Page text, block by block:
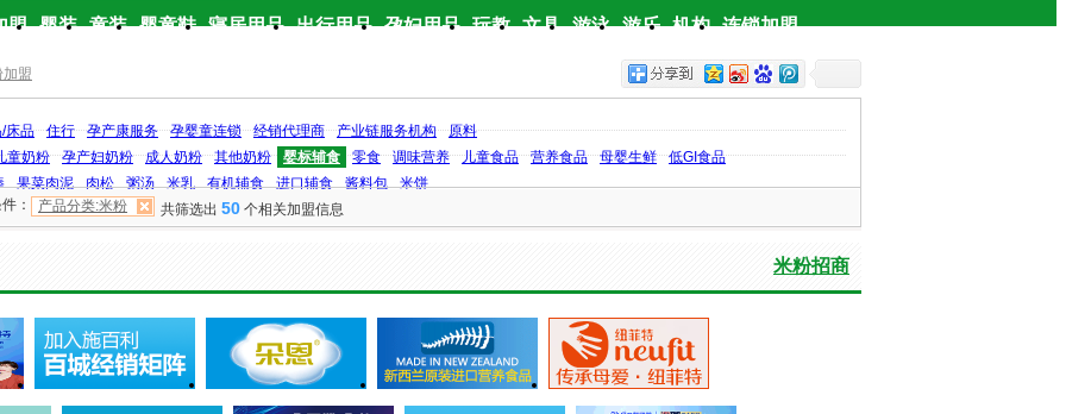
盟 婴装 童装 婴童鞋 寝居用品 出行用品 孕妇用品 玩教 文具 游泳 游乐 机构 连锁加盟
加盟
床品 住行 孕产康服务 孕婴童连锁 经销代理商 产业链服务机构
原料
童奶粉
孕产妇奶粉 成人奶粉 其他奶粉 婴标辅食 零食 调味营养 儿童食品 营养食品 母婴生鲜
低GI食品
果菜肉泥 肉松 粥汤 米乳 有机辅食 进口辅食 酱料包
米饼
：
产品分类:米粉 共筛选出 50 个相关加盟信息
米粉招商